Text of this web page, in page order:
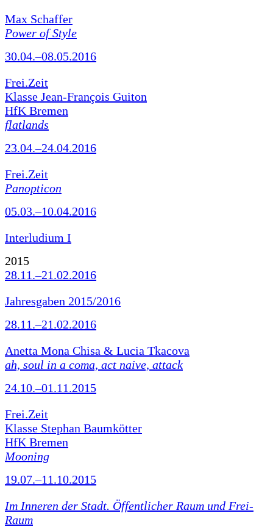
Max Schaffer
Power of Style
30.04.–08.05.2016
Frei.Zeit
Klasse Jean-François Guiton
HfK Bremen
flatlands
23.04.–24.04.2016
Frei.Zeit
Panopticon
05.03.–10.04.2016
Interludium I
2015
28.11.–21.02.2016
Jahresgaben 2015/2016
28.11.–21.02.2016
Anetta Mona Chisa & Lucia Tkacova
ah, soul in a coma, act naive, attack
24.10.–01.11.2015
Frei.Zeit
Klasse Stephan Baumkötter
HfK Bremen
Mooning
19.07.–11.10.2015
Im Inneren der Stadt. Öffentlicher Raum und Frei-
Raum